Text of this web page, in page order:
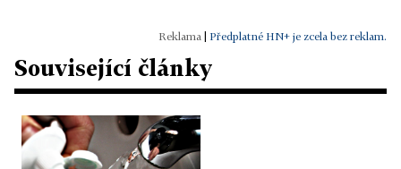
Předplatné HN+ je zcela bez reklam.
Související články